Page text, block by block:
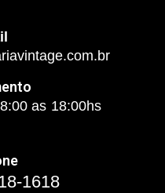
as 18:00hs
1618